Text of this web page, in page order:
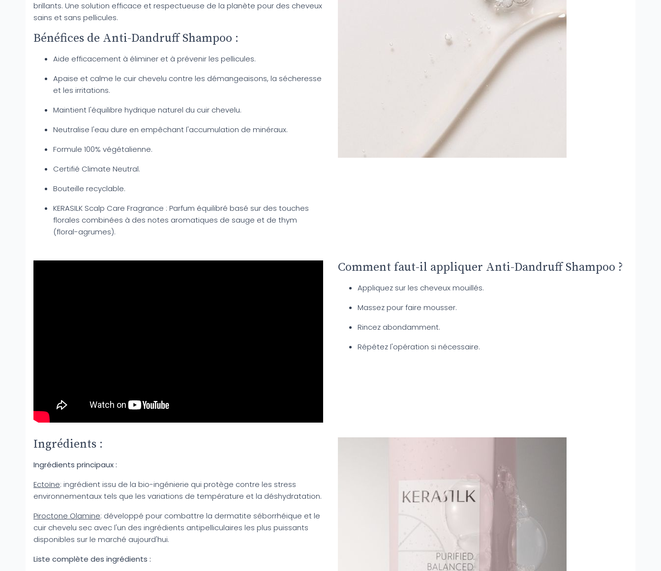
brillants. Une solution efficace et respectueuse de la planète pour des cheveux
sains et sans pellicules.
Bénéfices de Anti-Dandruff Shampoo :
Aide efficacement à éliminer et à prévenir les pellicules.
Apaise et calme le cuir chevelu contre les démangeaisons, la sécheresse
et les irritations.
Maintient l'équilibre hydrique naturel du cuir chevelu.
Neutralise l'eau dure en empêchant l'accumulation de minéraux.
Formule 100% végétalienne.
Certifié Climate Neutral.
Bouteille recyclable.
KERASILK Scalp Care Fragrance : Parfum équilibré basé sur des touches
florales combinées à des notes aromatiques de sauge et de thym
(floral-agrumes).
Comment faut-il appliquer Anti-Dandruff Shampoo ?
Appliquez sur les cheveux mouillés.
Massez pour faire mousser.
Rincez abondamment.
Répétez l'opération si nécessaire.
Ingrédients :
Ingrédients principaux :
Ectoïne: ingrédient issu de la bio-ingénierie qui protège contre les stress
environnementaux tels que les variations de température et la déshydratation.
Piroctone Olamine: développé pour combattre la dermatite séborrhéique et le
cuir chevelu sec avec l'un des ingrédients antipelliculaires les plus puissants
disponibles sur le marché aujourd'hui.
Liste complète des ingrédients :